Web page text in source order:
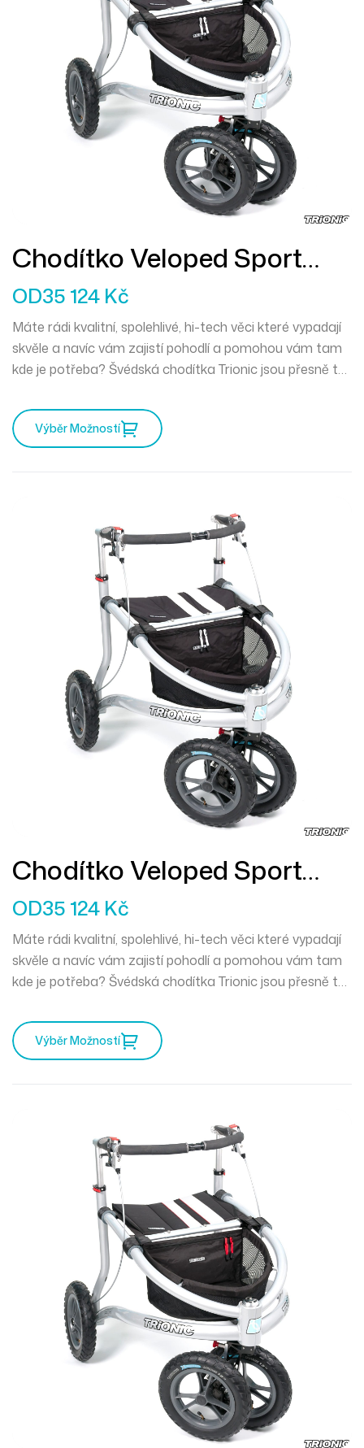
Chodítko Veloped Sport
14er M
OD35 124 Kč
Máte rádi kvalitní, spolehlivé, hi-tech věci které vypadají
skvěle a navíc vám zajistí pohodlí a pomohou vám tam
kde je potřeba? Švédská chodítka Trionic jsou přesně to
vyrazit kamkoliv zajakéhokoliv počasí.
Výběr Možností
Chodítko Veloped Sport
14er L
OD35 124 Kč
Máte rádi kvalitní, spolehlivé, hi-tech věci které vypadají
skvěle a navíc vám zajistí pohodlí a pomohou vám tam
kde je potřeba? Švédská chodítka Trionic jsou přesně to
vyrazit kamkoliv zajakéhokoliv počasí.
Výběr Možností